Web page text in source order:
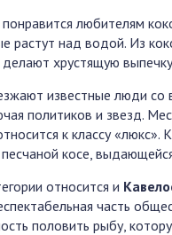
понравится любителям
растут над водой. Из
хрустящую
известные люди со
политиков и звезд.
к классу «люкс».
косе,
относится и
часть
половить рыбу,